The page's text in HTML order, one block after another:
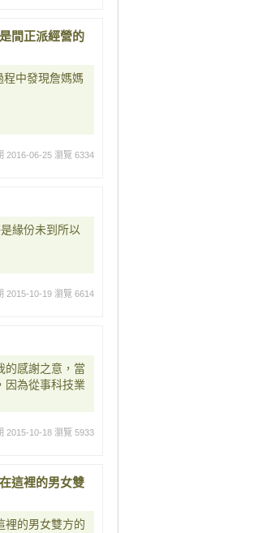
間正派經營的
中發現詹媽媽
2016-06-25 瀏覽 6334
緣份未到所以
2015-10-19 瀏覽 6614
的感謝之意，當
因為從事科技業
2015-10-18 瀏覽 5933
這裡的男女雙
裡的男女雙方的